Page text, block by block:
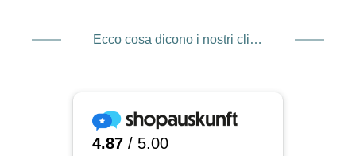
Ecco cosa dicono i nostri clienti